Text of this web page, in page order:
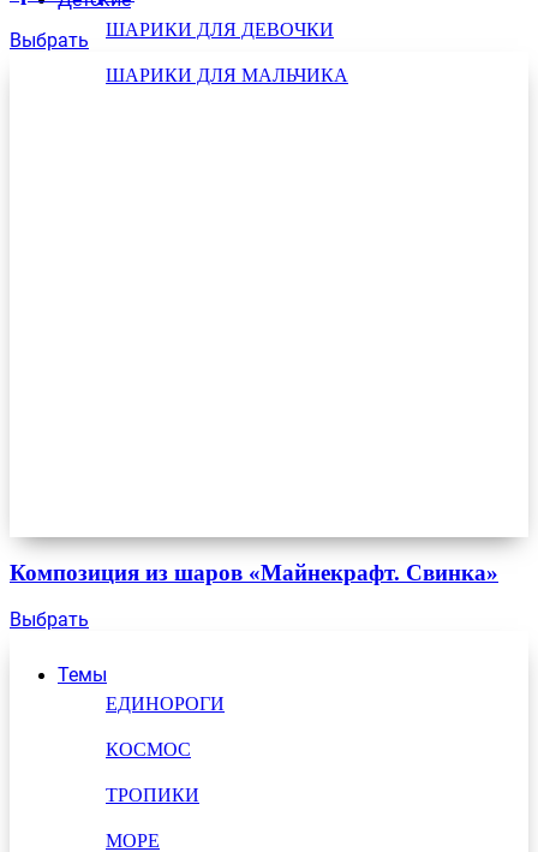
ШАРИКИ ДЛЯ ДЕВОЧКИ
ШАРИКИ ДЛЯ МАЛЬЧИКА
Темы
ЕДИНОРОГИ
КОСМОС
ТРОПИКИ
МОРЕ
Выбрать
Композиция из шаров «Майнекрафт. Свинка»
Выбрать